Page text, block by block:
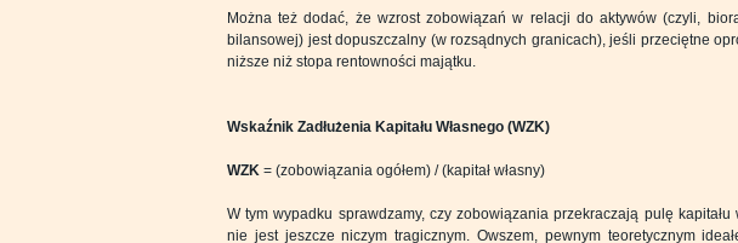
Można też dodać, że wzrost zobowiązań w relacji do aktywów (czyli,
bilansowej) jest dopuszczalny (w rozsądnych granicach), jeśli przeciętne
niższe niż stopa rentowności majątku.
Wskaźnik Zadłużenia Kapitału Własnego (WZK)
WZK = (zobowiązania ogółem) / (kapitał własny)
W tym wypadku sprawdzamy, czy zobowiązania przekraczają pulę kapitału
nie jest jeszcze niczym tragicznym. Owszem, pewnym teoretycznym